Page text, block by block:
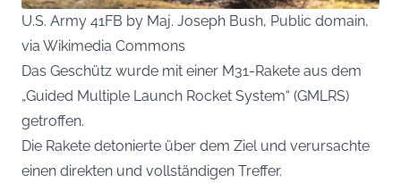
U.S. Army 41FB by Maj. Joseph Bush, Public domain,
via Wikimedia Commons
Das Geschütz wurde mit einer M31-Rakete aus dem
„Guided Multiple Launch Rocket System“ (GMLRS)
getroffen.
Die Rakete detonierte über dem Ziel und verursachte
einen direkten und vollständigen Treffer.